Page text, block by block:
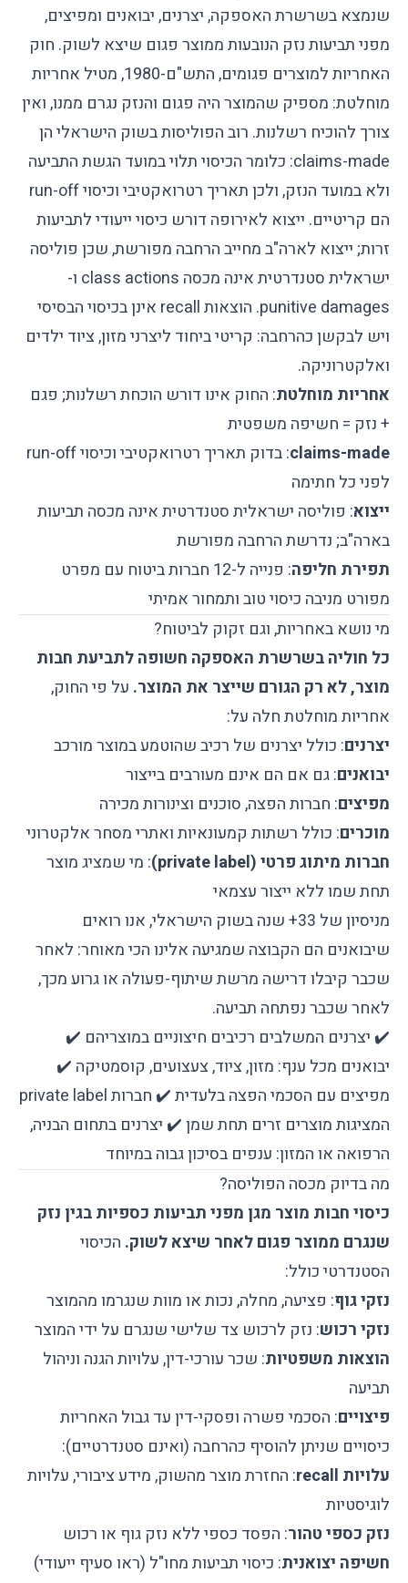
שנמצא בשרשרת האספקה, יצרנים, יבואנים ומפיצים,
מפני תביעות נזק הנובעות ממוצר פגום שיצא לשוק. חוק
האחריות למוצרים פגומים, התש"ם-1980, מטיל אחריות
מוחלטת: מספיק שהמוצר היה פגום והנזק נגרם ממנו, ואין
צורך להוכיח רשלנות. רוב הפוליסות בשוק הישראלי הן
claims-made: כלומר הכיסוי תלוי במועד הגשת התביעה
ולא במועד הנזק, ולכן תאריך רטרואקטיבי וכיסוי run-off
הם קריטיים. ייצוא לאירופה דורש כיסוי ייעודי לתביעות
זרות; ייצוא לארה"ב מחייב הרחבה מפורשת, שכן פוליסה
ישראלית סטנדרטית אינה מכסה class actions ו-
punitive damages. הוצאות recall אינן בכיסוי הבסיסי
ויש לבקשן כהרחבה: קריטי ביחוד ליצרני מזון, ציוד ילדים
ואלקטרוניקה.
אחריות מוחלטת: החוק אינו דורש הוכחת רשלנות; פגם
+ נזק = חשיפה משפטית
claims-made
: בדוק תאריך רטרואקטיבי וכיסוי run-off
לפני כל חתימה
ייצוא: פוליסה ישראלית סטנדרטית אינה מכסה תביעות
בארה"ב; נדרשת הרחבה מפורשת
תפירת חליפה
: פנייה ל-12 חברות ביטוח עם מפרט
מפורט מניבה כיסוי טוב ותמחור אמיתי
מי נושא באחריות, וגם זקוק לביטוח?
כל חוליה בשרשרת האספקה חשופה לתביעת חבות
מוצר, לא רק הגורם שייצר את המוצר. על פי החוק,
אחריות מוחלטת חלה על:
יצרנים: כולל יצרנים של רכיב שהוטמע במוצר מורכב
יבואנים: גם אם הם אינם מעורבים בייצור
מפיצים: חברות הפצה, סוכנים וצינורות מכירה
מוכרים: כולל רשתות קמעונאיות ואתרי מסחר אלקטרוני
חברות מיתוג פרטי (private label)
: מי שמציג מוצר
תחת שמו ללא ייצור עצמאי
מניסיון של 33+ שנה בשוק הישראלי, אנו רואים
שיבואנים הם הקבוצה שמגיעה אלינו הכי מאוחר: לאחר
שכבר קיבלו דרישה מרשת שיתוף-פעולה או גרוע מכך,
לאחר שכבר נפתחה תביעה.
✔️ יצרנים המשלבים רכיבים חיצוניים במוצריהם ✔️
יבואנים מכל ענף: מזון, ציוד, צעצועים, קוסמטיקה ✔️
מפיצים עם הסכמי הפצה בלעדית ✔️ חברות private label
המציגות מוצרים זרים תחת שמן ✔️ יצרנים בתחום הבניה,
הרפואה או המזון: ענפים בסיכון גבוה במיוחד
מה בדיוק מכסה הפוליסה?
כיסוי חבות מוצר מגן מפני תביעות כספיות בגין נזק
שנגרם ממוצר פגום לאחר שיצא לשוק. הכיסוי
הסטנדרטי כולל:
נזקי גוף: פציעה, מחלה, נכות או מוות שנגרמו מהמוצר
נזקי רכוש: נזק לרכוש צד שלישי שנגרם על ידי המוצר
הוצאות משפטיות: שכר עורכי-דין, עלויות הגנה וניהול
תביעה
פיצויים: הסכמי פשרה ופסקי-דין עד גבול האחריות
כיסויים שניתן להוסיף כהרחבה (ואינם סטנדרטיים):
עלויות recall
: החזרת מוצר מהשוק, מידע ציבורי, עלויות
לוגיסטיות
נזק כספי טהור: הפסד כספי ללא נזק גוף או רכוש
חשיפה יצואנית: כיסוי תביעות מחו"ל (ראו סעיף ייעודי)